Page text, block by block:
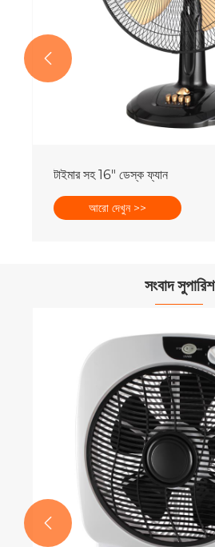
টাইমার সহ 16" ডেস্ক ফ্যান
আরো দেখুন >>

সংবাদ সুপারিশ
